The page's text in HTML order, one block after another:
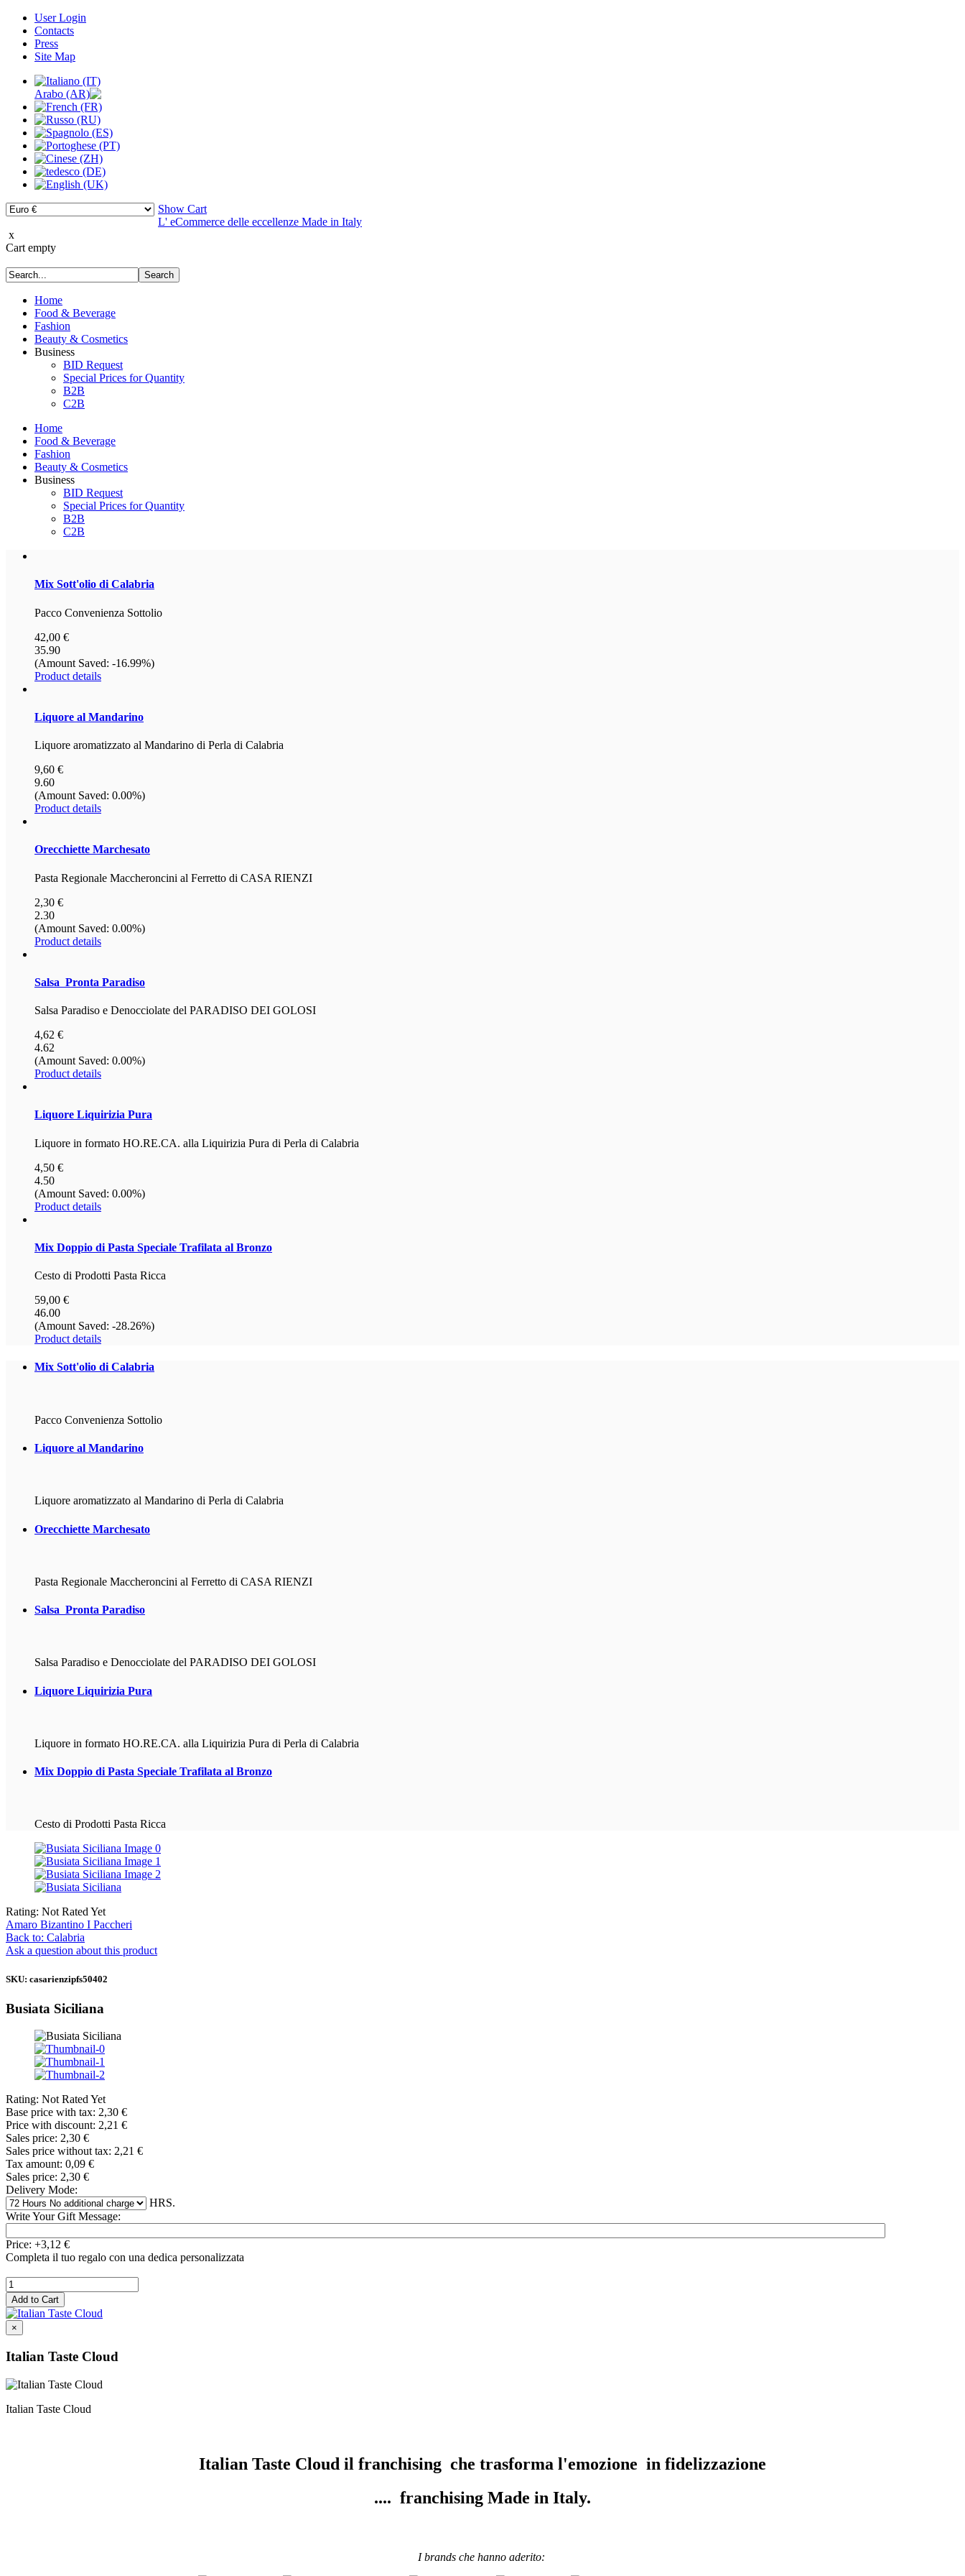
User Login
Contacts
Press
Site Map
Show Cart
L' eCommerce delle eccellenze Made in Italy
x
Cart empty
Home
Food & Beverage
Fashion
Beauty & Cosmetics
Business
BID Request
Special Prices for Quantity
B2B
C2B
Home
Food & Beverage
Fashion
Beauty & Cosmetics
Business
BID Request
Special Prices for Quantity
B2B
C2B
Mix Sott'olio di Calabria
Pacco Convenienza Sottolio
42,00 €
35.90
(Amount Saved: -16.99%)
Product details
Liquore al Mandarino
Liquore aromatizzato al Mandarino di Perla di Calabria
9,60 €
9.60
(Amount Saved: 0.00%)
Product details
Orecchiette Marchesato
Pasta Regionale Maccheroncini al Ferretto di CASA RIENZI
2,30 €
2.30
(Amount Saved: 0.00%)
Product details
Salsa Pronta Paradiso
Salsa Paradiso e Denocciolate del PARADISO DEI GOLOSI
4,62 €
4.62
(Amount Saved: 0.00%)
Product details
Liquore Liquirizia Pura
Liquore in formato HO.RE.CA. alla Liquirizia Pura di Perla di Calabria
4,50 €
4.50
(Amount Saved: 0.00%)
Product details
Mix Doppio di Pasta Speciale Trafilata al Bronzo
Cesto di Prodotti Pasta Ricca
59,00 €
46.00
(Amount Saved: -28.26%)
Product details
Mix Sott'olio di Calabria
Pacco Convenienza Sottolio
Liquore al Mandarino
Liquore aromatizzato al Mandarino di Perla di Calabria
Orecchiette Marchesato
Pasta Regionale Maccheroncini al Ferretto di CASA RIENZI
Salsa Pronta Paradiso
Salsa Paradiso e Denocciolate del PARADISO DEI GOLOSI
Liquore Liquirizia Pura
Liquore in formato HO.RE.CA. alla Liquirizia Pura di Perla di Calabria
Mix Doppio di Pasta Speciale Trafilata al Bronzo
Cesto di Prodotti Pasta Ricca
Rating: Not Rated Yet
Amaro Bizantino I Paccheri
Back to: Calabria
Ask a question about this product
SKU: casarienzipfs50402
Busiata Siciliana
Rating: Not Rated Yet
Base price with tax: 2,30 €
Price with discount: 2,21 €
Sales price: 2,30 €
Sales price without tax: 2,21 €
Tax amount: 0,09 €
Sales price: 2,30 €
Delivery Mode:
HRS.
Write Your Gift Message:
Price: +3,12 €
Completa il tuo regalo con una dedica personalizzata
×
Italian Taste Cloud
Italian Taste Cloud
Italian Taste Cloud il franchising che trasforma l'emozione in fidelizzazione
.... franchising Made in Italy.
I brands che hanno aderito: